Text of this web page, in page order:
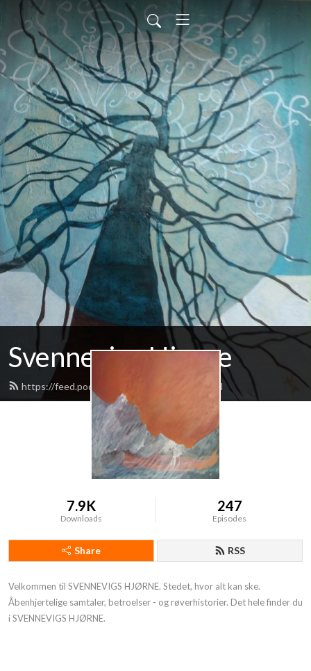
Svennevigs Hjørne
https://feed.podbean.com/svennevig/feed.xml
7.9K
Downloads
247
Episodes
Share RSS
Velkommen til SVENNEVIGS HJØRNE. Stedet, hvor alt kan ske.
Åbenhjertelige samtaler, betroelser - og røverhistorier. Det hele finder du
i SVENNEVIGS HJØRNE.